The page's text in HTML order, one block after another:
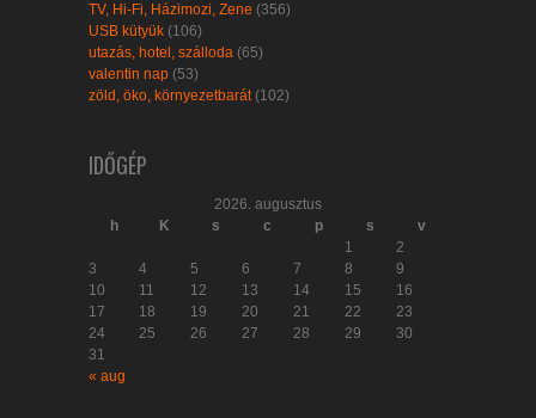
TV, Hi-Fi, Házimozi, Zene (356)
USB kütyük (106)
utazás, hotel, szálloda (65)
valentin nap (53)
zöld, öko, környezetbarát(102)
IDŐGÉP
2026. augusztus
h
K s c p s
v
1
2
3
4 5 6 7 8
9
10
11 12 13 14 15
16
17
18 19 20 21 22
23
24
25 26 27 28 29
30
31
« aug